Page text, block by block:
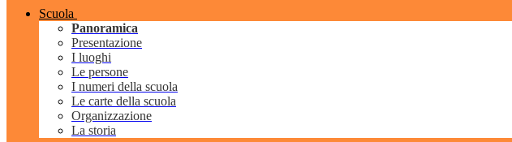
Scuola
Panoramica
Presentazione
I luoghi
Le persone
I numeri della scuola
Le carte della scuola
Organizzazione
La storia